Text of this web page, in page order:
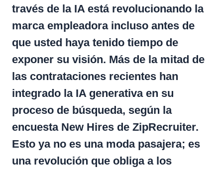
través de la IA está revolucionando la
marca empleadora incluso antes de
que usted haya tenido tiempo de
exponer su visión. Más de la mitad de
las contrataciones recientes han
integrado la IA generativa en su
proceso de búsqueda, según la
encuesta New Hires de ZipRecruiter.
Esto ya no es una moda pasajera; es
una revolución que obliga a los